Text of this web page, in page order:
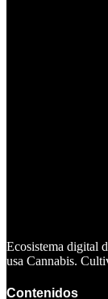
Ecosistema digital
usa Cannabis.
Contenidos